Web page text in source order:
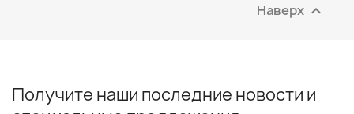
Наверх 
Получите наши последние новости и